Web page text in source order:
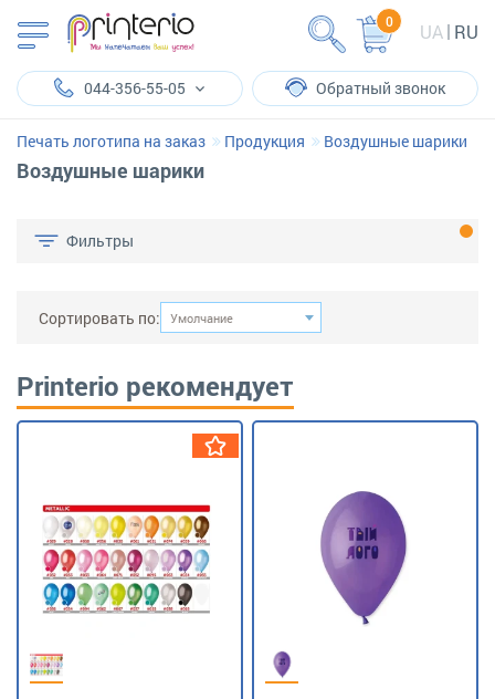
UA RU
0
044-356-55-05 Обратный звонок
Воздушные шарики
Печать логотипа на заказ Продукция Воздушные шарики
Фильтры
Сортировать по: Умолчание
Printerio рекомендует